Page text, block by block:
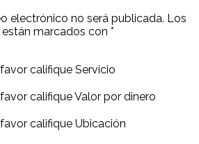
electrónico no será publicada. Los
marcados con *
favor califique Servicio
favor califique Valor por dinero
favor califique Ubicación